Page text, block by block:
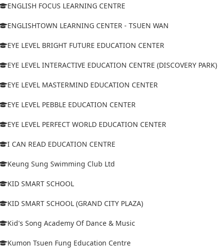
ENGLISH FOCUS LEARNING CENTRE
ENGLISHTOWN LEARNING CENTER - TSUEN WAN
EYE LEVEL BRIGHT FUTURE EDUCATION CENTER
EYE LEVEL INTERACTIVE EDUCATION CENTRE (DISCOVERY PARK)
EYE LEVEL MASTERMIND EDUCATION CENTER
EYE LEVEL PEBBLE EDUCATION CENTER
EYE LEVEL PERFECT WORLD EDUCATION CENTER
I CAN READ EDUCATION CENTRE
Keung Sung Swimming Club Ltd
KID SMART SCHOOL
KID SMART SCHOOL (GRAND CITY PLAZA)
Kid's Song Academy Of Dance & Music
Kumon Tsuen Fung Education Centre